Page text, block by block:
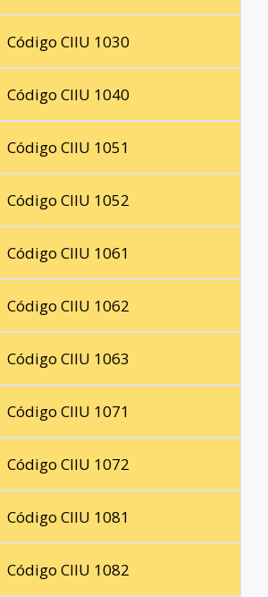
Código CIIU 1030
Código CIIU 1040
Código CIIU 1051
Código CIIU 1052
Código CIIU 1061
Código CIIU 1062
Código CIIU 1063
Código CIIU 1071
Código CIIU 1072
Código CIIU 1081
Código CIIU 1082